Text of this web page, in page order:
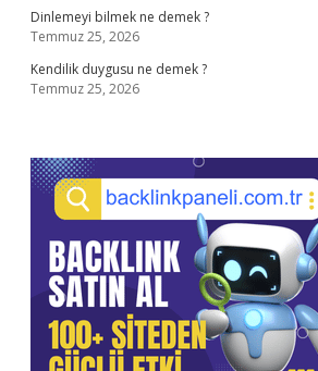
Dinlemeyi bilmek ne demek ?
Temmuz 25, 2026
Kendilik duygusu ne demek ?
Temmuz 25, 2026